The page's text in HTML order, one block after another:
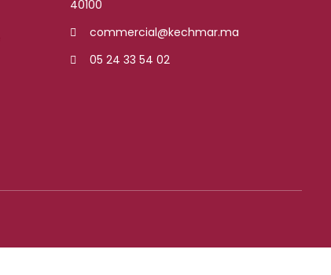
40100
commercial@kechmar.ma
05 24 33 54 02